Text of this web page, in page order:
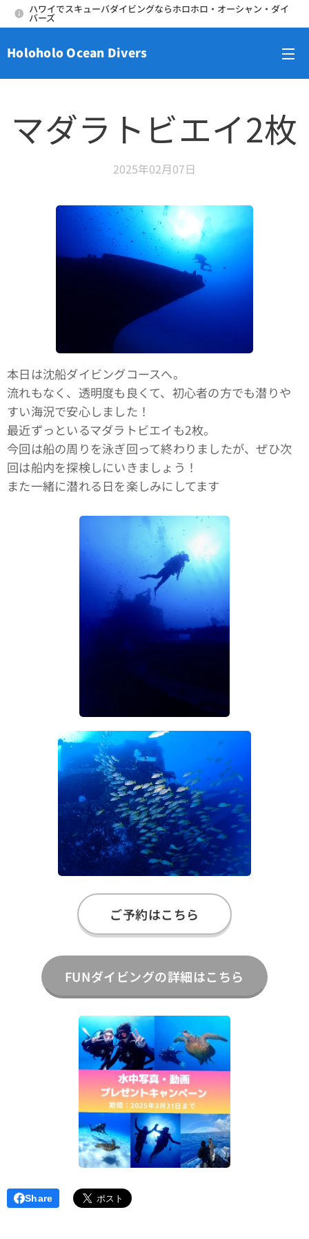
ハワイでスキューバダイビングならホロホロ・オーシャン・ダイ
バーズ
Holoholo Ocean Divers
マダラトビエイ2枚
2025年02月07日
本日は沈船ダイビングコースへ。
流れもなく、透明度も良くて、初心者の方でも潜りや
すい海況で安心しました！
最近ずっといるマダラトビエイも2枚。
今回は船の周りを泳ぎ回って終わりましたが、ぜひ次
回は船内を探検しにいきましょう！
また一緒に潜れる日を楽しみにしてます🤙
ご予約はこちら
FUNダイビングの詳細はこちら
Share